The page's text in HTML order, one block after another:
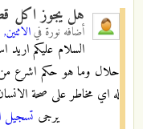
هل يجوز اكل
أضافه نورة فيالاثنين, 29/02/2016 - 02:56
السلام عليكم
حلال وما هو حكم اشرع
له اي مخاطر على صحة
يرجى تسجيل